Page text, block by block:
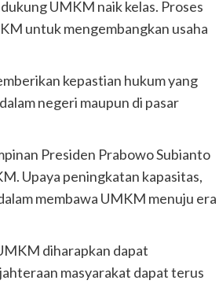
UMKM naik kelas. Proses
untuk mengembangkan usaha
kepastian hukum yang
negeri maupun di pasar
Presiden Prabowo Subianto
Upaya peningkatan kapasitas,
membawa UMKM menuju era
diharapkan dapat
masyarakat dapat terus